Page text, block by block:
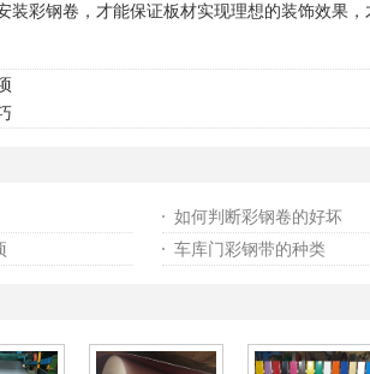
钢卷，才能保证板材实现理想的装饰效果，
如何判断彩钢卷的好坏
车库门彩钢带的种类